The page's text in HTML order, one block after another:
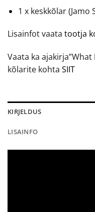
1 x keskkõlar (Jamo
Lisainfot vaata tootja
Vaata ka ajakirja”What
kõlarite kohta SIIT
KIRJELDUS
LISAINFO